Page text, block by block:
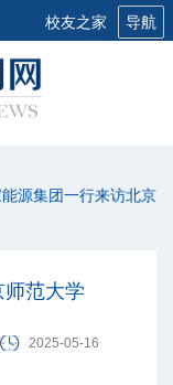
校友之家 导航
源集团一行来访北京
师范大学
2025-05-16